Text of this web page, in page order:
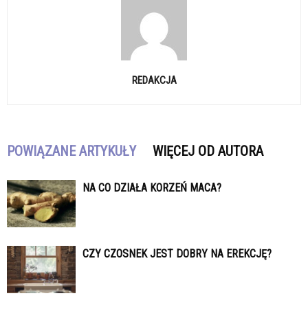
REDAKCJA
POWIĄZANE ARTYKUŁY WIĘCEJ OD AUTORA
NA CO DZIAŁA KORZEŃ MACA?
CZY CZOSNEK JEST DOBRY NA EREKCJĘ?